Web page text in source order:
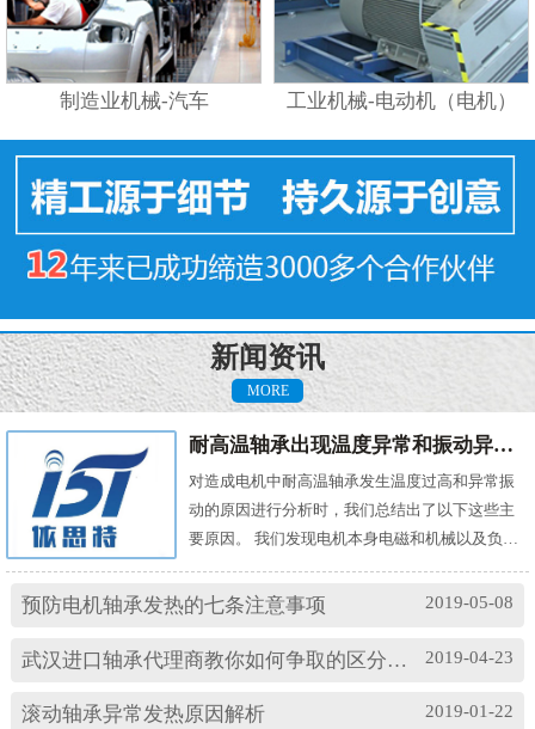
制造业机械-汽车 工业机械-电动机（电机）
新闻资讯
MORE
耐高温轴承出现温度异常和振动异常的原因有哪些？
对造成电机中耐高温轴承发生温度过高和异常振
动的原因进行分析时，我们总结出了以下这些主
要原因。 我们发现电机本身电磁和机械以及负载
振动产生影响。其中造成温度过高的原因主要
松；(3)轴承与轴套配合过松；(4)润滑油有杂质；
损坏等。 另外，造成耐高温轴承出现异常振...
2019-05-08
预防电机轴承发热的七条注意事项
2019-04-23
武汉进口轴承代理商教你如何争取的区分高速轴承和低速轴承
2019-01-22
滚动轴承异常发热原因解析